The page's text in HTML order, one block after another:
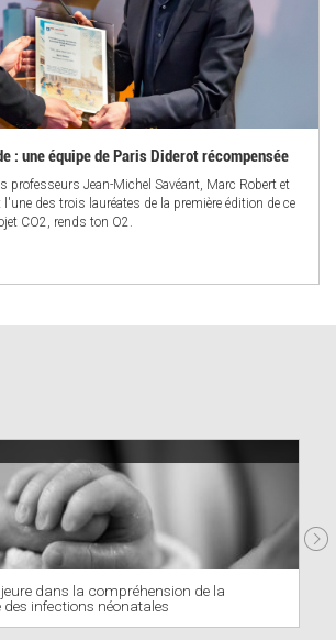
: une équipe de Paris Diderot récompensée
professeurs Jean-Michel Savéant, Marc Robert et
des trois lauréates de la première édition de ce
CO2, rends ton O2.
dans la compréhension de la
infections néonatales